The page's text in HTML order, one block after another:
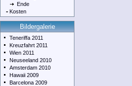
Ende
- Kosten
Bildergalerie
Teneriffa 2011
Kreuzfahrt 2011
Wien 2011
Neuseeland 2010
Amsterdam 2010
Hawaii 2009
Barcelona 2009